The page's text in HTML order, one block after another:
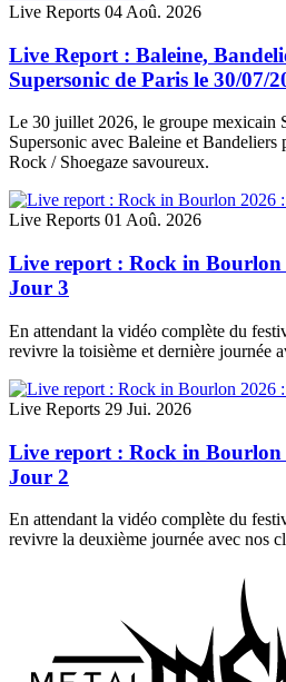
Live Reports 04 Aoû. 2026
Live Report : Baleine,
Supersonic de Paris le 30/07/
Le 30 juillet 2026, le groupe mexicain
Supersonic avec Baleine et Bandeliers
Rock / Shoegaze savoureux.
Live Reports 01 Aoû. 2026
Live report : Rock in Bourlon
Jour 3
En attendant la vidéo complète du
revivre la toisième et dernière journée
Live Reports 29 Jui. 2026
Live report : Rock in Bourlon
Jour 2
En attendant la vidéo complète du
revivre la deuxième journée avec nos